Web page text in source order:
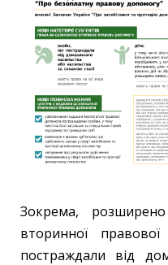
Зокрема,
вторинної
постраждали від